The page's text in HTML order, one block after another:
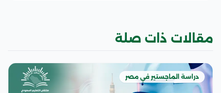
مقالات ذات صلة
دراسة الماجستير في مصر